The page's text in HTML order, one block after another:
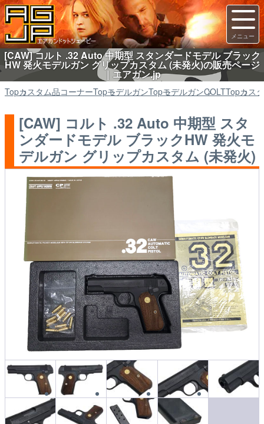
[CAW] コルト .32 Auto 中期型 スタンダードモデル ブラック
HW 発火モデルガン グリップカスタム (未発火)の販売ページ
｜エアガン.jp
Topカスタム品コーナーTopモデルガンTopモデルガンCOLTTopカス
[CAW] コルト .32 Auto 中期型 スタ
ンダードモデル ブラックHW 発火モ
デルガン グリップカスタム (未発火)